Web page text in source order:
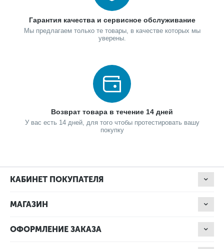
Гарантия качества и сервисное обслуживание
Мы предлагаем только те товары, в качестве которых мы
уверены.
Возврат товара в течение 14 дней
У вас есть 14 дней, для того чтобы протестировать вашу
покупку
КАБИНЕТ ПОКУПАТЕЛЯ
МАГАЗИН
ОФОРМЛЕНИЕ ЗАКАЗА